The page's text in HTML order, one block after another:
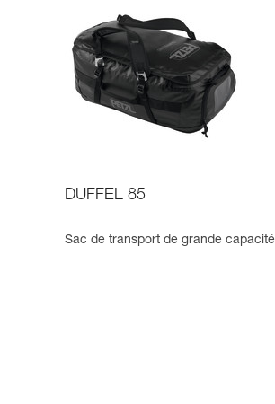
DUFFEL 85
Sac de transport de grande capacité